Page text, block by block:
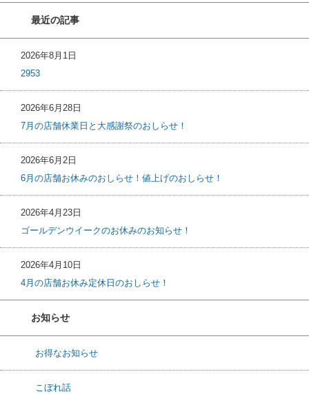
最近の記事
2026年8月1日
2953
2026年6月28日
7月の店舗休業日と大感謝祭のおしらせ！
2026年6月2日
6月の店舗お休みのおしらせ！値上げのおしらせ！
2026年4月23日
ゴールデンウイークのお休みのお知らせ！
2026年4月10日
4月の店舗お休み定休日のおしらせ！
お知らせ
お得なお知らせ
こぼれ話